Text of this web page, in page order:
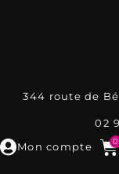
344 route de
02
Mon compte
0